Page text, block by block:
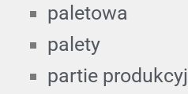
paletowa
palety
partie